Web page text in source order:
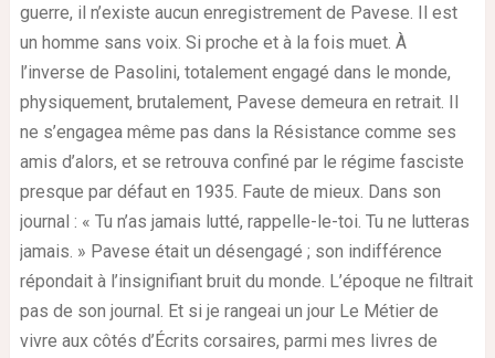
guerre, il n’existe aucun enregistrement de Pavese. Il est
un homme sans voix. Si proche et à la fois muet. À
l’inverse de Pasolini, totalement engagé dans le monde,
physiquement, brutalement, Pavese demeura en retrait. Il
ne s’engagea même pas dans la Résistance comme ses
amis d’alors, et se retrouva confiné par le régime fasciste
presque par défaut en 1935. Faute de mieux. Dans son
journal : « Tu n’as jamais lutté, rappelle-le-toi. Tu ne lutteras
jamais. » Pavese était un désengagé ; son indifférence
répondait à l’insignifiant bruit du monde. L’époque ne filtrait
pas de son journal. Et si je rangeai un jour Le Métier de
vivre aux côtés d’Écrits corsaires, parmi mes livres de